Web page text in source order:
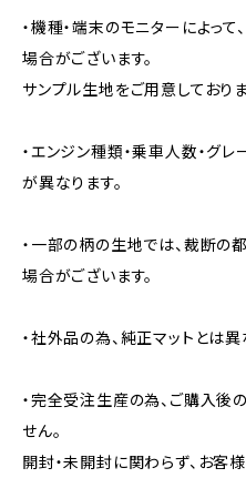
・機種・端末のモニターによっ
場合がございます。
サンプル生地をご用意しており
・エンジン種類・乗車人数・グ
が異なります。
・一部の柄の生地では、裁断の
場合がございます。
・社外品の為、純正マットとは
・完全受注生産の為、ご購入後
せん。
開封・未開封に関わらず、お客